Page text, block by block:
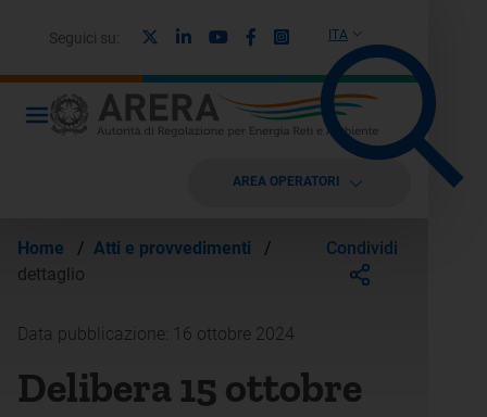
ITA
Seguici su: LinkedinYoutubeFacebook
Instagram
AREA OPERATORI
Home / Atti e provvedimenti
/
dettaglio
Condividi
Data pubblicazione: 16 ottobre 2024
Delibera 15 ottobre